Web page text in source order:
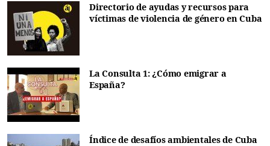
Directorio de ayudas y recursos para
víctimas de violencia de género en Cuba
La Consulta 1: ¿Cómo emigrar a
España?
Índice de desafíos ambientales de Cuba